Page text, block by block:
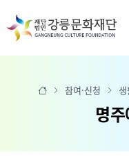
참여·신청
명